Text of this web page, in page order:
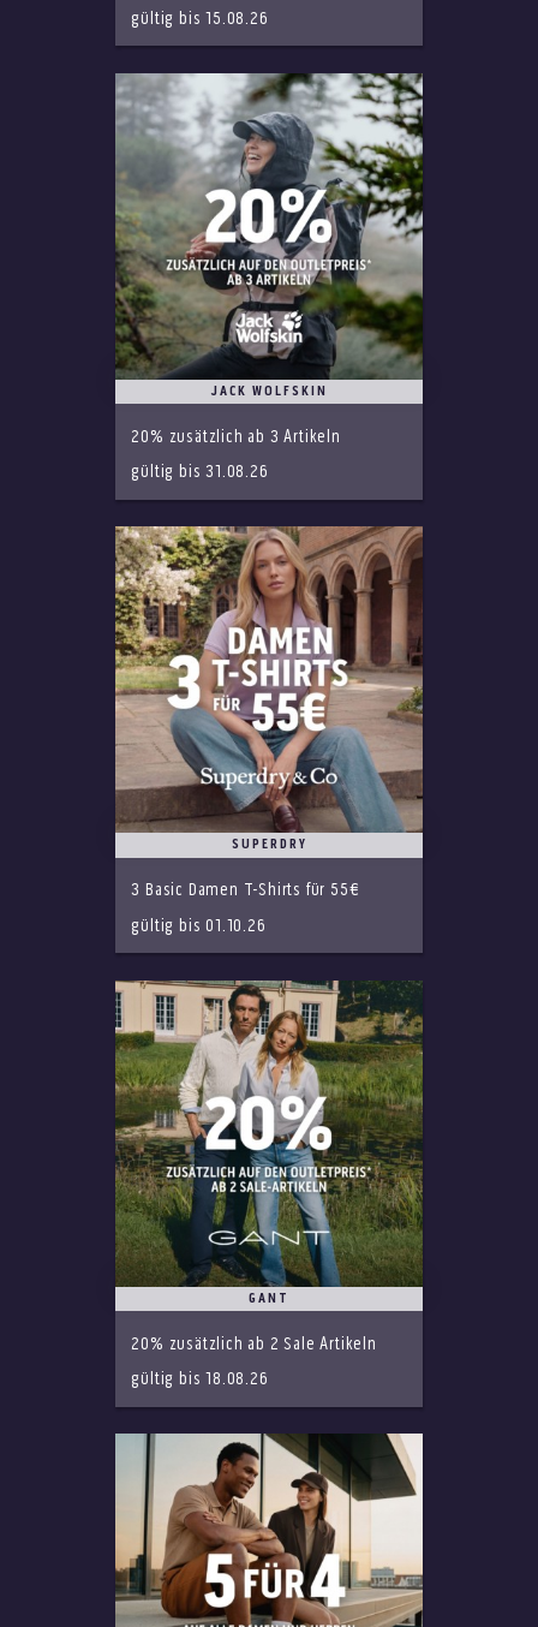
gültig bis 15.08.26
JACK WOLFSKIN
20% zusätzlich ab 3 Artikeln
gültig bis 31.08.26
SUPERDRY
3 Basic Damen T-Shirts für 55€
gültig bis 01.10.26
GANT
20% zusätzlich ab 2 Sale Artikeln
gültig bis 18.08.26